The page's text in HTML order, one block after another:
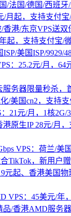
/法国/德国/西班牙
/月起，支持支付宝
/香港/东京VPS送
起，支持支付宝/
ISP/美国ISP/9929/
：25.2元/月，64
务器限量秒杀，
/美国cn2，支持支
21元/月，1核2G/
港原生IP 28元/月
VPS：荷兰/美
TikTok，新用户
元起、香港美国
VPS：45美元/年
品/香港AMD服务